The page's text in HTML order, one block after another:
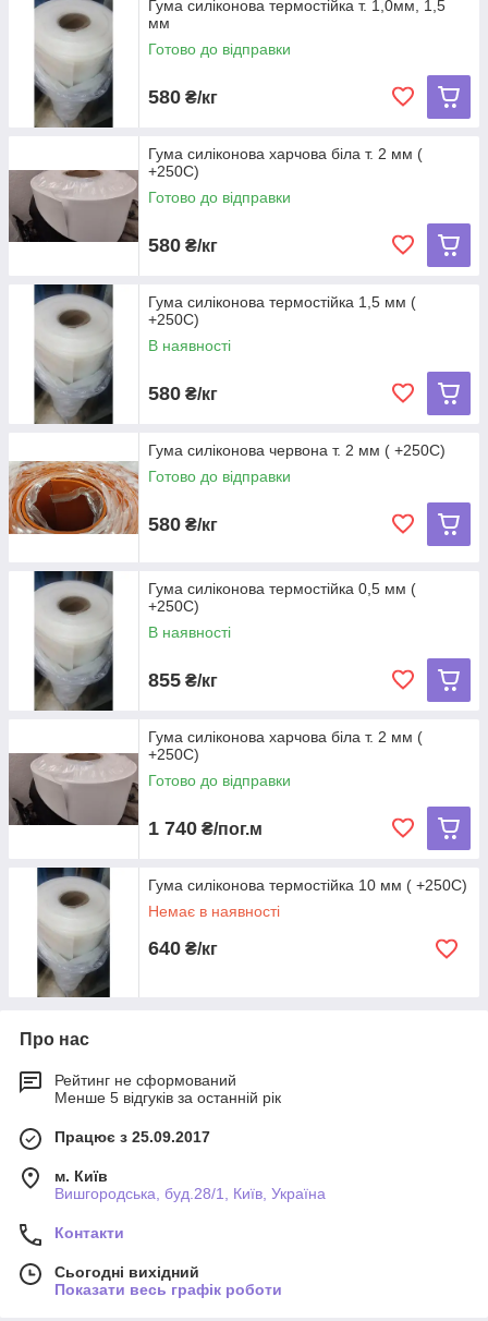
Гума силіконова термостійка т. 1,0мм, 1,5
мм
Готово до відправки
580 ₴/кг
Гума силіконова харчова біла т. 2 мм (
+250С)
Готово до відправки
580 ₴/кг
Гума силіконова термостійка 1,5 мм (
+250С)
В наявності
580 ₴/кг
Гума силіконова червона т. 2 мм ( +250С)
Готово до відправки
580 ₴/кг
Гума силіконова термостійка 0,5 мм (
+250С)
В наявності
855 ₴/кг
Гума силіконова харчова біла т. 2 мм (
+250С)
Готово до відправки
1 740 ₴/пог.м
Гума силіконова термостійка 10 мм ( +250С)
Немає в наявності
640 ₴/кг
Про нас
Рейтинг не сформований
Менше 5 відгуків за останній рік
Працює з 25.09.2017
м. Київ
Вишгородська, буд.28/1, Київ, Україна
Контакти
Сьогодні вихідний
Показати весь графік роботи